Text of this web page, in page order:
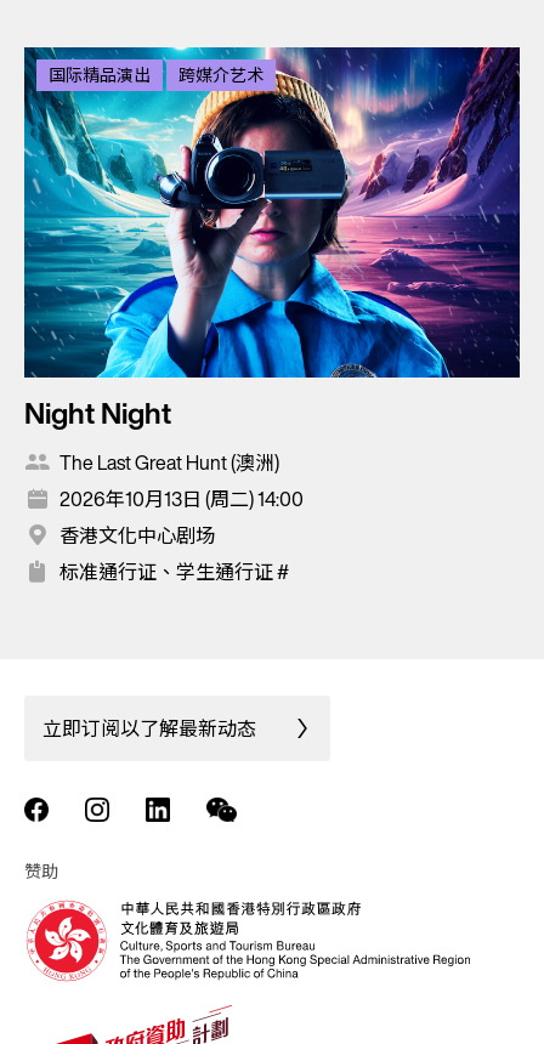
国际精品演出 跨媒介艺术
Night Night
The Last Great Hunt (澳洲)
2026年10月13日 (周二) 14:00
香港文化中心剧场
标准通行证、学生通行证 #
立即订阅以了解最新动态
赞助